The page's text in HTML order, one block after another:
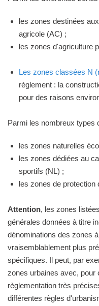
les zones destinées
agricole (AC) ;
les zones d'agriculture
Les zones classées N
règlement : la
pour des raisons
Parmi les nombreux types
les zones naturelles
les zones dédiées au
sportifs (NL) ;
les zones de protection
Attention, les zones
générales données à titre
dénominations des zones
vraisemblablement plus
spécifiques. Il peut, par
zones urbaines avec, pour
règlementation très
différentes règles